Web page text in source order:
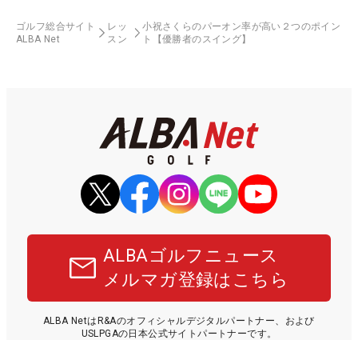
ゴルフ総合サイト
ALBA Net
レッ
スン
小祝さくらのパーオン率が高い２つのポイン
ト【優勝者のスイング】
ALBAゴルフニュース
メルマガ登録はこちら
ALBA NetはR&Aのオフィシャルデジタルパートナー、および
USLPGAの日本公式サイトパートナーです。